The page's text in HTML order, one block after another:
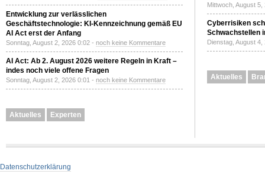
Entwicklung zur verlässlichen
Geschäftstechnologie: KI-Kennzeichnung gemäß EU
AI Act erst der Anfang
Sonntag, August 2, 2026 0:02 - noch keine Kommentare
AI Act: Ab 2. August 2026 weitere Regeln in Kraft –
indes noch viele offene Fragen
Sonntag, August 2, 2026 0:01 - noch keine Kommentare
Aktuelles Experten
Mittwoch, August
Cyberrisiken
Schwachstellen
Dienstag, August
Aktuelles
Datenschutzerklärung